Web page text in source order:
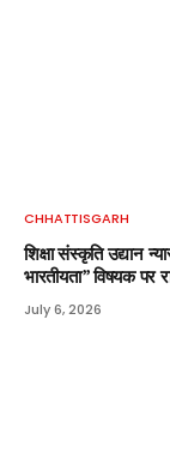
CHHATTISGARH
शिक्षा संस्कृति उद्यान
भारतीयता” विषयक
July 6, 2026